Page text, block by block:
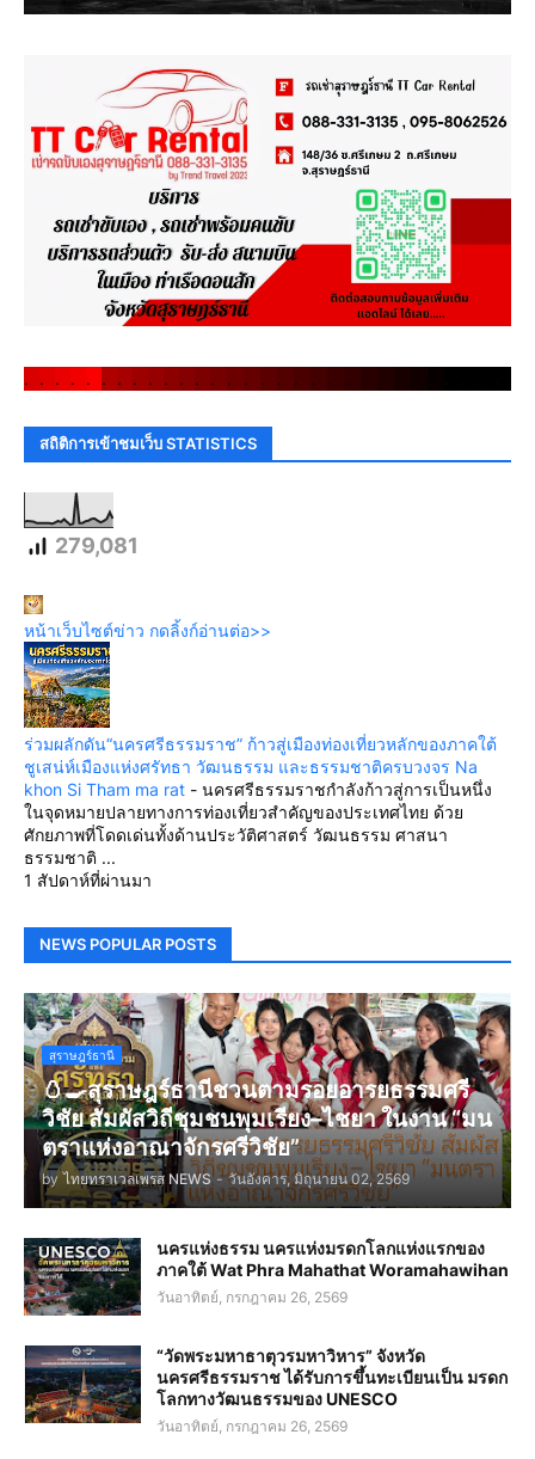
. . . . . . . . . . . . . . . . . . . .
สถิติการเข้าชมเว็บ STATISTICS
279,081
หน้าเว็บไซต์ข่าว กดลิ้งก์อ่านต่อ>>
ร่วมผลักดัน“นครศรีธรรมราช” ก้าวสู่เมืองท่องเที่ยวหลักของภาคใต้
ชูเสน่ห์เมืองแห่งศรัทธา วัฒนธรรม และธรรมชาติครบวงจร Na
khon Si Tham ma rat - นครศรีธรรมราชกำลังก้าวสู่การเป็นหนึ่ง
ในจุดหมายปลายทางการท่องเที่ยวสำคัญของประเทศไทย ด้วย
ศักยภาพที่โดดเด่นทั้งด้านประวัติศาสตร์ วัฒนธรรม ศาสนา
ธรรมชาติ ...
1 สัปดาห์ที่ผ่านมา
NEWS POPULAR POSTS
สุราษฎร์ธานี
🥚🍳สุราษฎร์ธานีชวนตามรอยอารยธรรมศรี
วิชัย สัมผัสวิถีชุมชนพุมเรียง–ไชยา ในงาน “มน
ตราแห่งอาณาจักรศรีวิชัย”
by ไทยทราเวลเพรส NEWS - วันอังคาร, มิถุนายน 02, 2569
นครแห่งธรรม นครแห่งมรดกโลกแห่งแรกของ
ภาคใต้ Wat Phra Mahathat Woramahawihan
วันอาทิตย์, กรกฎาคม 26, 2569
“วัดพระมหาธาตุวรมหาวิหาร” จังหวัด
นครศรีธรรมราช ได้รับการขึ้นทะเบียนเป็น มรดก
โลกทางวัฒนธรรมของ UNESCO
วันอาทิตย์, กรกฎาคม 26, 2569